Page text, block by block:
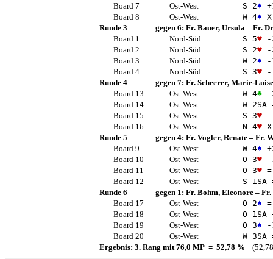
Board 7
Ost-West S 2♠
Board 8
Ost-West W 4♠
Runde 3
gegen 6: Fr. Bauer, Ursula – Fr.
Board 1
Nord-Süd S 5♥ -
Board 2
Nord-Süd S 2♥ -
Board 3
Nord-Süd W 2♠ -
Board 4
Nord-Süd S 3♥ -
Runde 4
gegen 7: Fr. Scheerer, Marie-Luise
Board 13
Ost-West W 4♣ -
Board 14
Ost-West W 2SA
Board 15
Ost-West S 3♥ -
Board 16
Ost-West N 4♥
Runde 5
gegen 4: Fr. Vogler, Renate – Fr.
Board 9
Ost-West W 4♠
Board 10
Ost-West O 3♥ -
Board 11
Ost-West O 3♥ =
Board 12
Ost-West S 1 SA
Runde 6
gegen 1: Fr. Bohm, Eleonore – Fr.
Board 17
Ost-West O 2♠ =
Board 18
Ost-West O 1 SA
Board 19
Ost-West O 3♠ -
Board 20
Ost-West W 3SA
Ergebnis: 3. Rang mit 76,0 MP = 52,78 %